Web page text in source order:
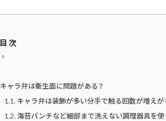
目次
キャラ弁は衛生面に問題がある？
キャラ弁は装飾が多い分手で触る回数が増えが
海苔パンチなど細部まで洗えない調理器具を